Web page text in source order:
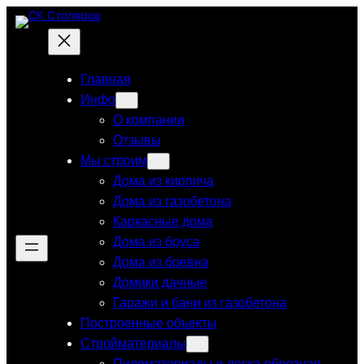
Перейти
содержимому
Главная
Инфо
О компании
Отзывы
Мы строим
Дома из кирпича
Дома из газобетона
Каркасные дома
Дома из бруса
Дома из бревна
Домики дачные
Гаражи и бани из газобетона
Построенные объекты
Стройматериалы